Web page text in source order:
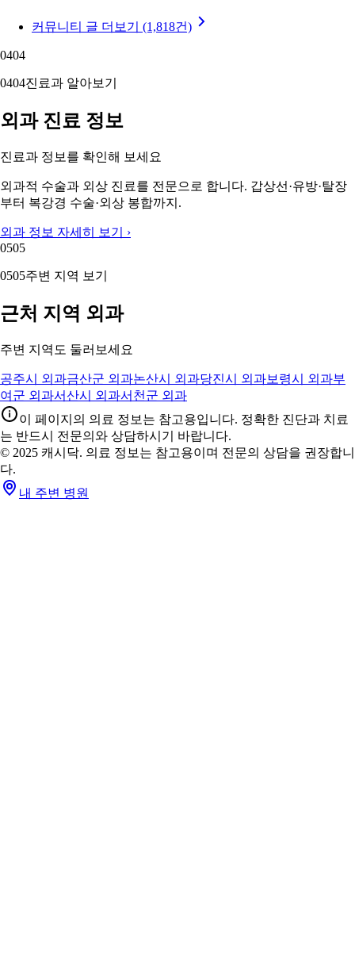
커뮤니티 글 더보기 (1,818건)
0404
0404진료과 알아보기
외과 진료 정보
진료과 정보를 확인해 보세요
외과적 수술과 외상 진료를 전문으로 합니다. 갑상선·유방·탈장
부터 복강경 수술·외상 봉합까지.
외과 정보 자세히 보기 ›
0505
0505주변 지역 보기
근처 지역 외과
주변 지역도 둘러보세요
공주시 외과금산군 외과논산시 외과당진시 외과보령시 외과부
여군 외과서산시 외과서천군 외과
이 페이지의 의료 정보는 참고용입니다. 정확한 진단과 치료
는 반드시 전문의와 상담하시기 바랍니다.
© 2025 캐시닥. 의료 정보는 참고용이며 전문의 상담을 권장합니
다.
내 주변 병원